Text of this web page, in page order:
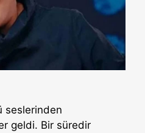
seslerinden
geldi. Bir süredir